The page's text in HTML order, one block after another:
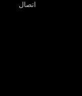
اتصال